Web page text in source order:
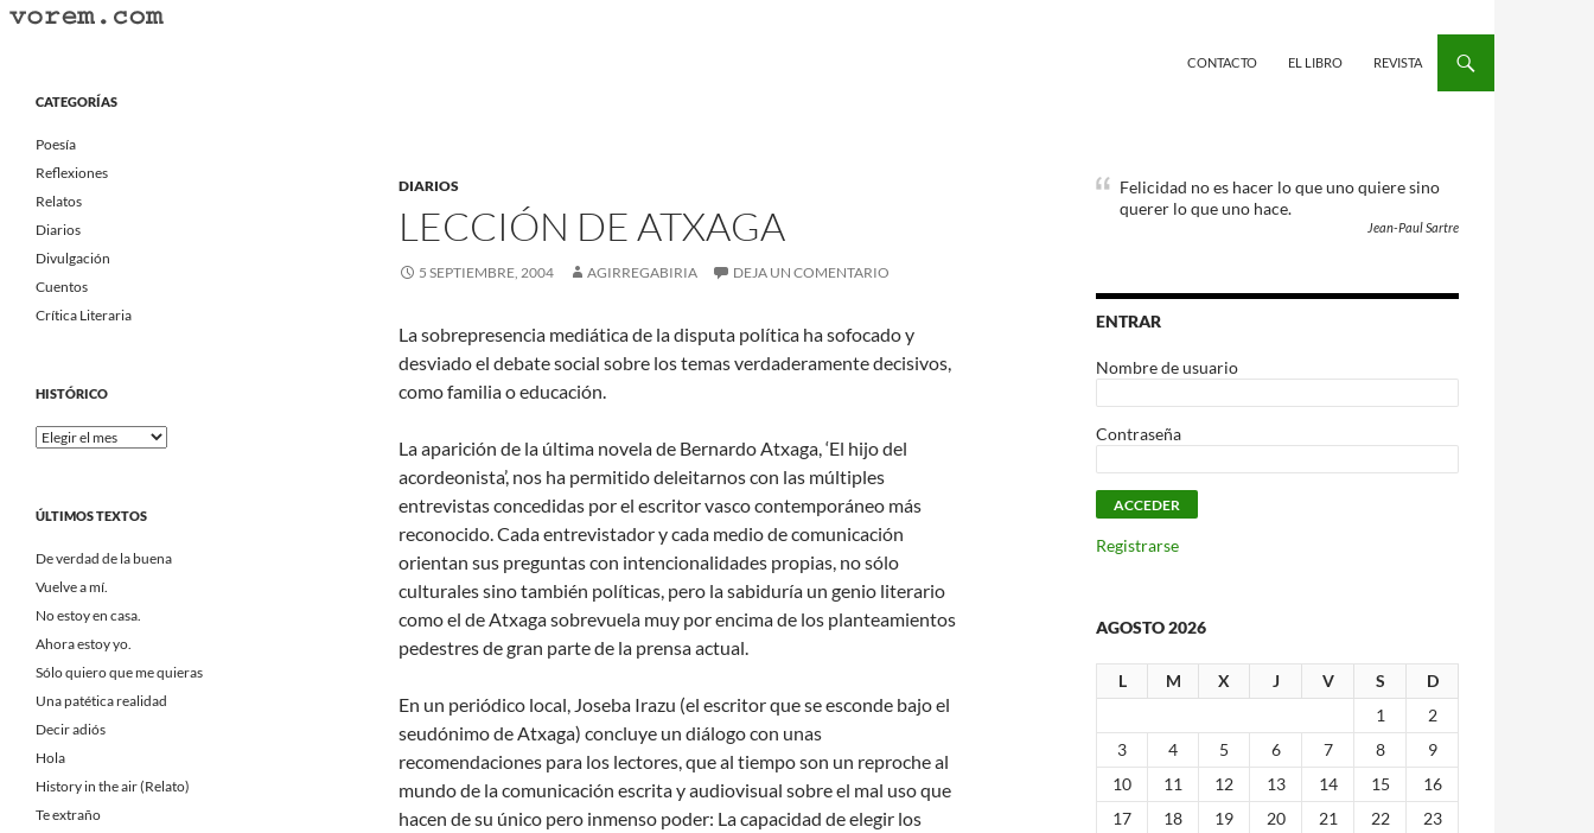
Saltar
CONTACTO EL LIBRO REVISTA
DIARIOS
LECCIÓN DE ATXAGA
5 SEPTIEMBRE, 2004 AGIRREGABIRIA DEJA UN COMENTARIO
La sobrepresencia mediática de la disputa política ha sofocado y
desviado el debate social sobre los temas verdaderamente decisivos,
como familia o educación.
La aparición de la última novela de Bernardo Atxaga, ‘El hijo del
acordeonista’, nos ha permitido deleitarnos con las múltiples
entrevistas concedidas por el escritor vasco contemporáneo más
reconocido. Cada entrevistador y cada medio de comunicación
orientan sus preguntas con intencionalidades propias, no sólo
culturales sino también políticas, pero la sabiduría un genio literario
como el de Atxaga sobrevuela muy por encima de los planteamientos
pedestres de gran parte de la prensa actual.
En un periódico local, Joseba Irazu (el escritor que se esconde bajo el
seudónimo de Atxaga) concluye un diálogo con unas
recomendaciones para los lectores, que al tiempo son un reproche al
mundo de la comunicación escrita y audiovisual sobre el mal uso que
hacen de su único pero inmenso poder: La capacidad de elegir los
Felicidad no es hacer lo que uno quiere sino
querer lo que uno hace.
Jean-Paul Sartre
ENTRAR
Nombre de usuario
Contraseña
Registrarse
AGOSTO 2026
L M X J V S
D
1
2
3
4 5 6 7 8
9
10
11 12 13 14 15
16
17
18 19 20 21 22
23
Portal Literario Independiente
CATEGORÍAS
Poesía
Reflexiones
Relatos
Diarios
Divulgación
Cuentos
Crítica Literaria
HISTÓRICO
Histórico
ÚLTIMOS TEXTOS
De verdad de la buena
Vuelve a mí.
No estoy en casa.
Ahora estoy yo.
Sólo quiero que me quieras
Una patética realidad
Decir adiós
Hola
History in the air (Relato)
Te extraño